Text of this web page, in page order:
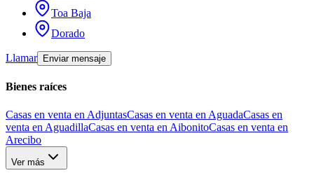
Toa Baja
Dorado
Llamar Enviar mensaje
Bienes raíces
Casas en venta en AdjuntasCasas en venta en AguadaCasas en
venta en AguadillaCasas en venta en AibonitoCasas en venta en
Arecibo
Ver más